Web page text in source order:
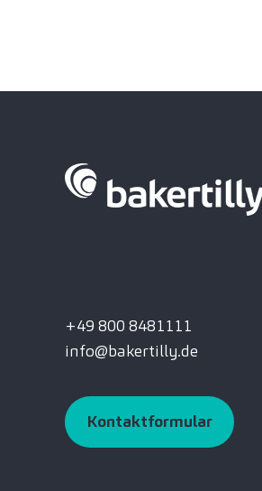
+49 800 8481111
info@bakertilly.de
Kontaktformular